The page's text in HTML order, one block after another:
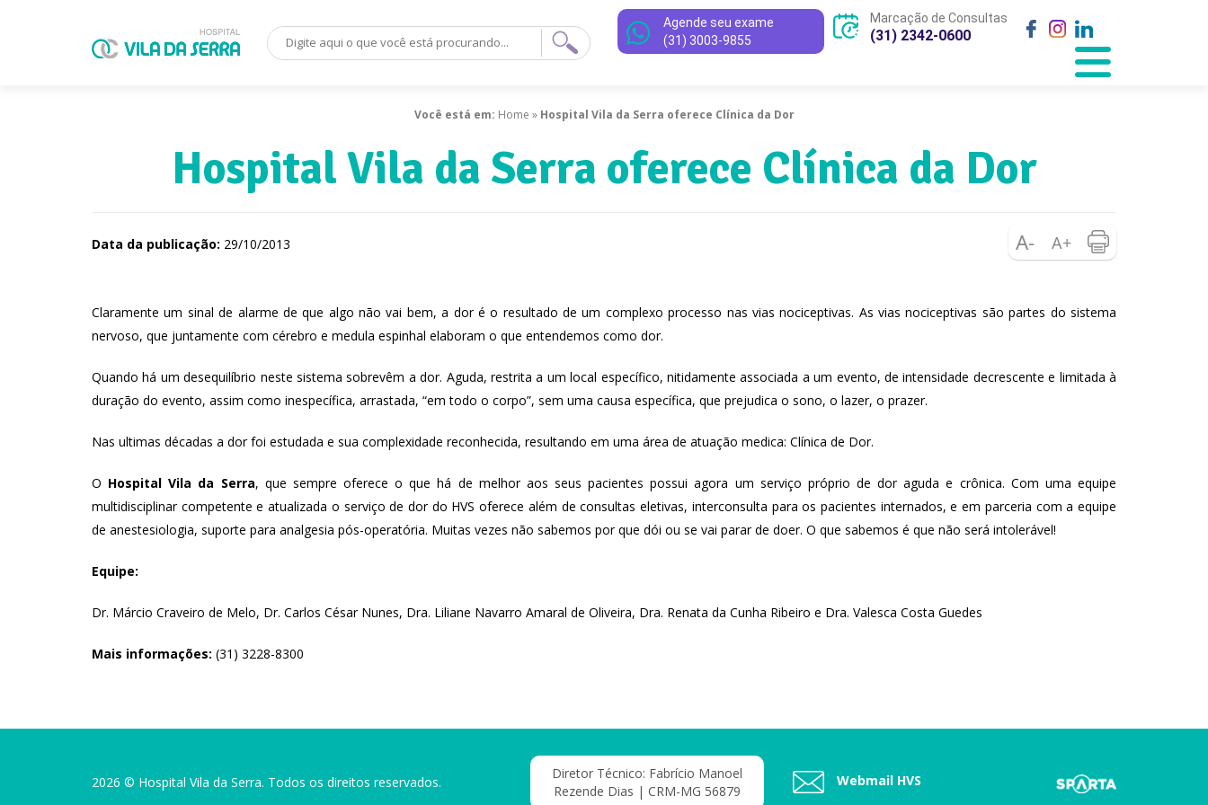
Agende seu exame
(31) 3003-9855
Marcação de Consultas
(31) 2342-0600
Você está em: Home » Hospital Vila da Serra oferece Clínica da Dor
Hospital Vila da Serra oferece Clínica da Dor
Data da publicação: 29/10/2013
Claramente um sinal de alarme de que algo não vai bem, a dor é o resultado de um complexo processo nas vias nociceptivas. As vias nociceptivas são partes do sistema
nervoso, que juntamente com cérebro e medula espinhal elaboram o que entendemos como dor.
Quando há um desequilíbrio neste sistema sobrevêm a dor. Aguda, restrita a um local específico, nitidamente associada a um evento, de intensidade decrescente e limitada à
duração do evento, assim como inespecífica, arrastada, “em todo o corpo”, sem uma causa específica, que prejudica o sono, o lazer, o prazer.
Nas ultimas décadas a dor foi estudada e sua complexidade reconhecida, resultando em uma área de atuação medica: Clínica de Dor.
O Hospital Vila da Serra, que sempre oferece o que há de melhor aos seus pacientes possui agora um serviço próprio de dor aguda e crônica. Com uma equipe
multidisciplinar competente e atualizada o serviço de dor do HVS oferece além de consultas eletivas, interconsulta para os pacientes internados, e em parceria com a equipe
de anestesiologia, suporte para analgesia pós-operatória. Muitas vezes não sabemos por que dói ou se vai parar de doer. O que sabemos é que não será intolerável!
Equipe:
Dr. Márcio Craveiro de Melo, Dr. Carlos César Nunes, Dra. Liliane Navarro Amaral de Oliveira, Dra. Renata da Cunha Ribeiro e Dra. Valesca Costa Guedes
Mais informações: (31) 3228-8300
2026 © Hospital Vila da Serra. Todos os direitos reservados.
Diretor Técnico: Fabrício Manoel
Rezende Dias | CRM-MG 56879
Webmail HVS